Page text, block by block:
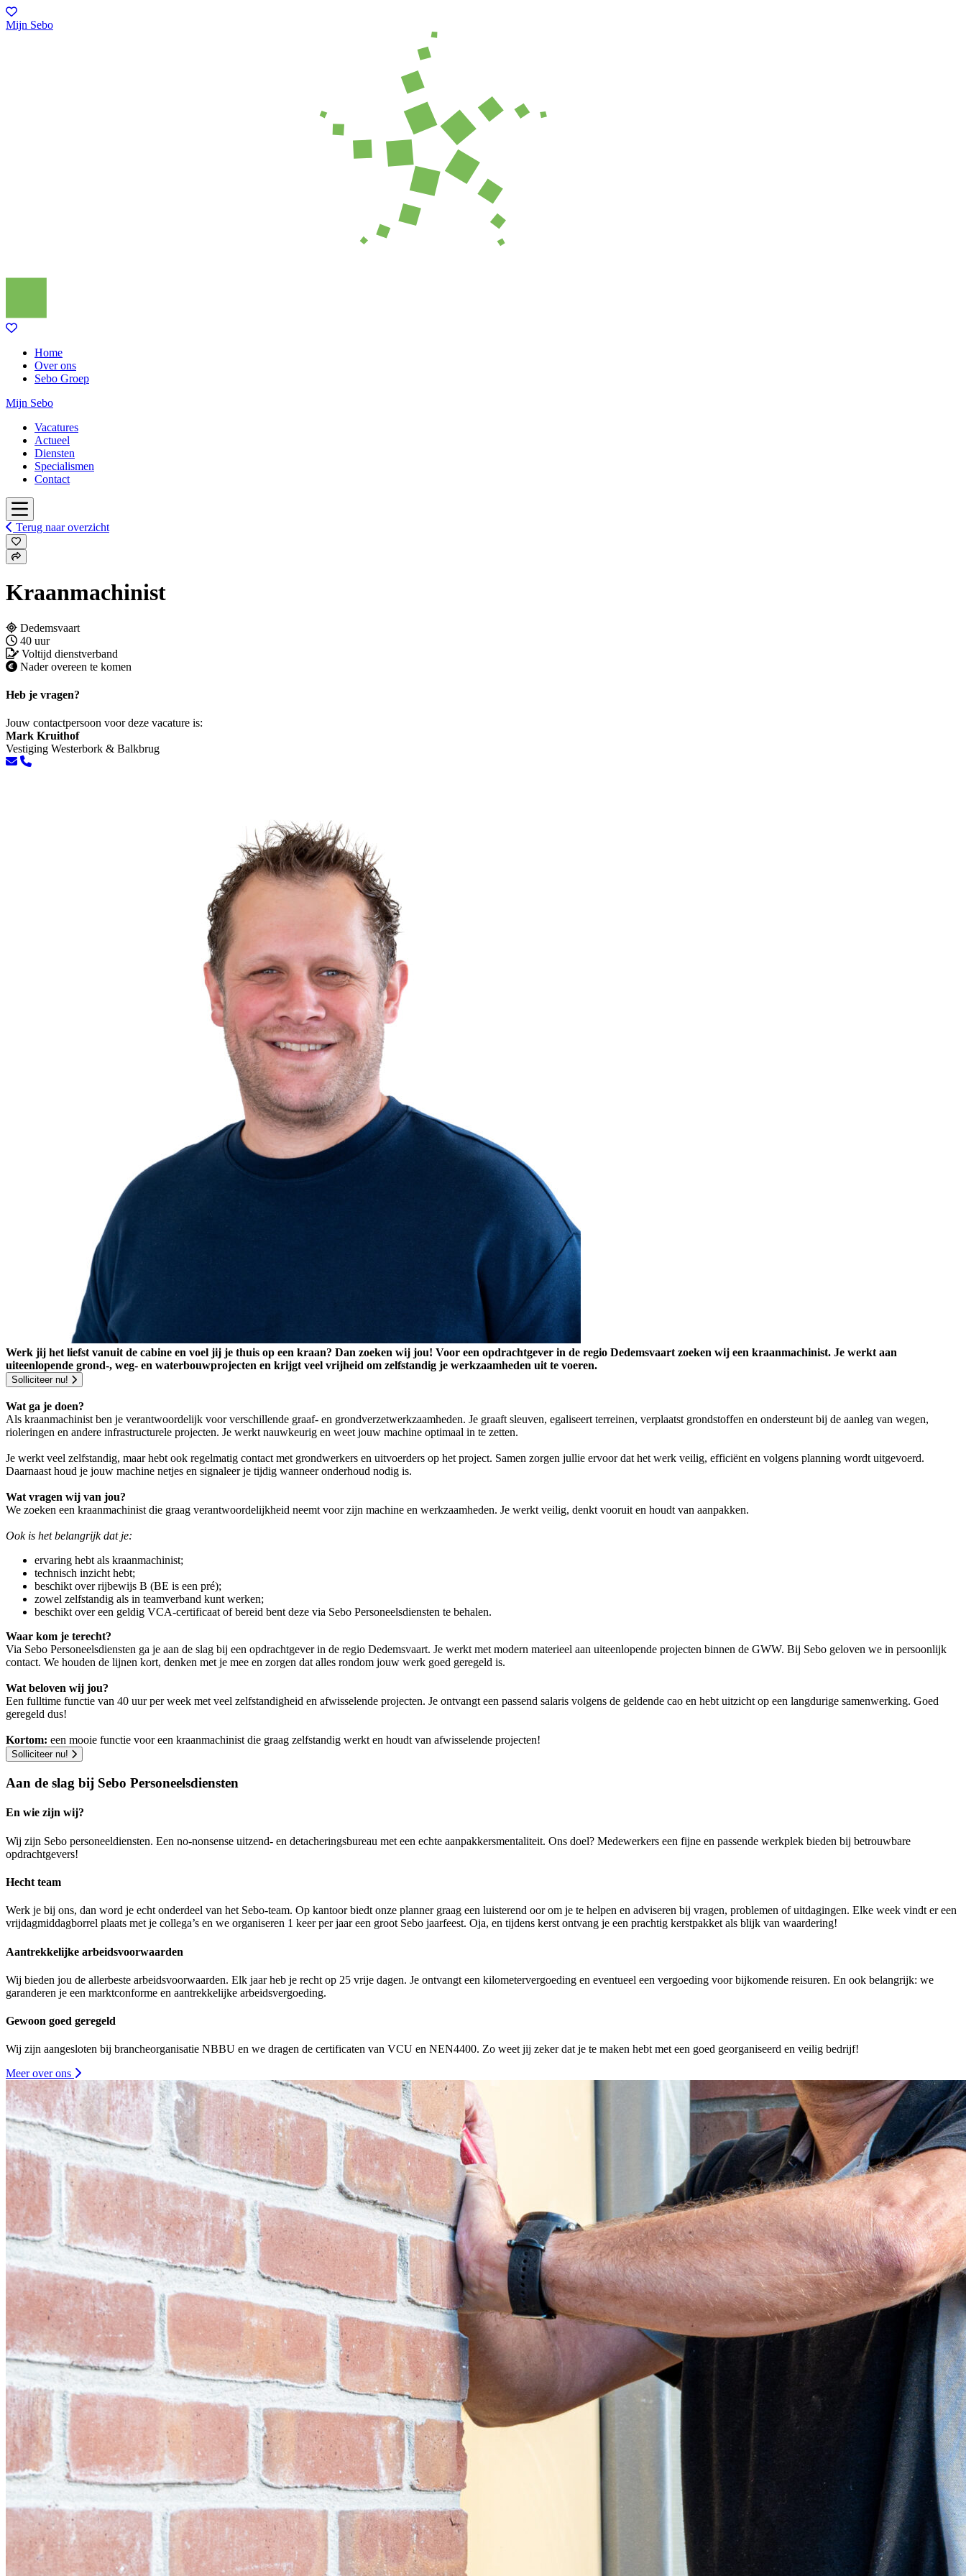
Mijn Sebo
Home
Over ons
Sebo Groep
Mijn Sebo
Vacatures
Actueel
Diensten
Specialismen
Contact
Terug naar overzicht
Kraanmachinist
Dedemsvaart
40 uur
Voltijd dienstverband
Nader overeen te komen
Heb je vragen?
Jouw contactpersoon voor deze vacature is:
Mark Kruithof
Vestiging Westerbork & Balkbrug
Werk jij het liefst vanuit de cabine en voel jij je thuis op een kraan? Dan zoeken wij jou! Voor een opdrachtgever in de regio Dedemsvaart zoeken wij een kraanmachinist. Je werkt aan
uiteenlopende grond-, weg- en waterbouwprojecten en krijgt veel vrijheid om zelfstandig je werkzaamheden uit te voeren.
Solliciteer nu!
Wat ga je doen?
Als kraanmachinist ben je verantwoordelijk voor verschillende graaf- en grondverzetwerkzaamheden. Je graaft sleuven, egaliseert terreinen, verplaatst grondstoffen en ondersteunt bij de aanleg van wegen,
rioleringen en andere infrastructurele projecten. Je werkt nauwkeurig en weet jouw machine optimaal in te zetten.
Je werkt veel zelfstandig, maar hebt ook regelmatig contact met grondwerkers en uitvoerders op het project. Samen zorgen jullie ervoor dat het werk veilig, efficiënt en volgens planning wordt uitgevoerd.
Daarnaast houd je jouw machine netjes en signaleer je tijdig wanneer onderhoud nodig is.
Wat vragen wij van jou?
We zoeken een kraanmachinist die graag verantwoordelijkheid neemt voor zijn machine en werkzaamheden. Je werkt veilig, denkt vooruit en houdt van aanpakken.
Ook is het belangrijk dat je:
ervaring hebt als kraanmachinist;
technisch inzicht hebt;
beschikt over rijbewijs B (BE is een pré);
zowel zelfstandig als in teamverband kunt werken;
beschikt over een geldig VCA-certificaat of bereid bent deze via Sebo Personeelsdiensten te behalen.
Waar kom je terecht?
Via Sebo Personeelsdiensten ga je aan de slag bij een opdrachtgever in de regio Dedemsvaart. Je werkt met modern materieel aan uiteenlopende projecten binnen de GWW. Bij Sebo geloven we in persoonlijk
contact. We houden de lijnen kort, denken met je mee en zorgen dat alles rondom jouw werk goed geregeld is.
Wat beloven wij jou?
Een fulltime functie van 40 uur per week met veel zelfstandigheid en afwisselende projecten. Je ontvangt een passend salaris volgens de geldende cao en hebt uitzicht op een langdurige samenwerking. Goed
geregeld dus!
Kortom: een mooie functie voor een kraanmachinist die graag zelfstandig werkt en houdt van afwisselende projecten!
Solliciteer nu!
Aan de slag bij Sebo Personeelsdiensten
En wie zijn wij?
Wij zijn Sebo personeeldiensten. Een no-nonsense uitzend- en detacheringsbureau met een echte aanpakkersmentaliteit. Ons doel? Medewerkers een fijne en passende werkplek bieden bij betrouwbare
opdrachtgevers!
Hecht team
Werk je bij ons, dan word je echt onderdeel van het Sebo-team. Op kantoor biedt onze planner graag een luisterend oor om je te helpen en adviseren bij vragen, problemen of uitdagingen. Elke week vindt er een
vrijdagmiddagborrel plaats met je collega’s en we organiseren 1 keer per jaar een groot Sebo jaarfeest. Oja, en tijdens kerst ontvang je een prachtig kerstpakket als blijk van waardering!
Aantrekkelijke arbeidsvoorwaarden
Wij bieden jou de allerbeste arbeidsvoorwaarden. Elk jaar heb je recht op 25 vrije dagen. Je ontvangt een kilometervergoeding en eventueel een vergoeding voor bijkomende reisuren. En ook belangrijk: we
garanderen je een marktconforme en aantrekkelijke arbeidsvergoeding.
Gewoon goed geregeld
Wij zijn aangesloten bij brancheorganisatie NBBU en we dragen de certificaten van VCU en NEN4400. Zo weet jij zeker dat je te maken hebt met een goed georganiseerd en veilig bedrijf!
Meer over ons